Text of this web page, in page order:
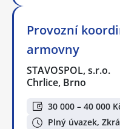
Provozní
armovny
STAVOSPOL, s.r.o.
Chrlice, Brno
30 000 – 40 000
Plný úvazek,